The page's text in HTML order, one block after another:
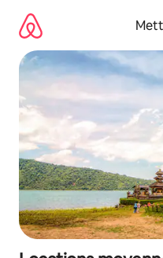
directement
contenu